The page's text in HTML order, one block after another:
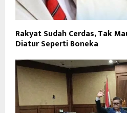
Rakyat Sudah Cerdas, Tak
Diatur Seperti Boneka